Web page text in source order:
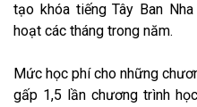
tạo khóa tiếng Tây Ban
hoạt các tháng trong năm.
Mức học phí cho những
gấp 1,5 lần chương trình